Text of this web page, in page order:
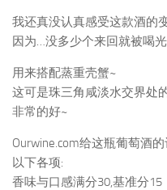
我还真没认真感受这款酒的
因为…没多少个来回就被喝
用来搭配蒸重壳蟹~
这可是珠三角咸淡水交界处
非常的好~
Ourwine.com给这瓶葡萄酒
以下各项:
香味与口感满分30,基准分15